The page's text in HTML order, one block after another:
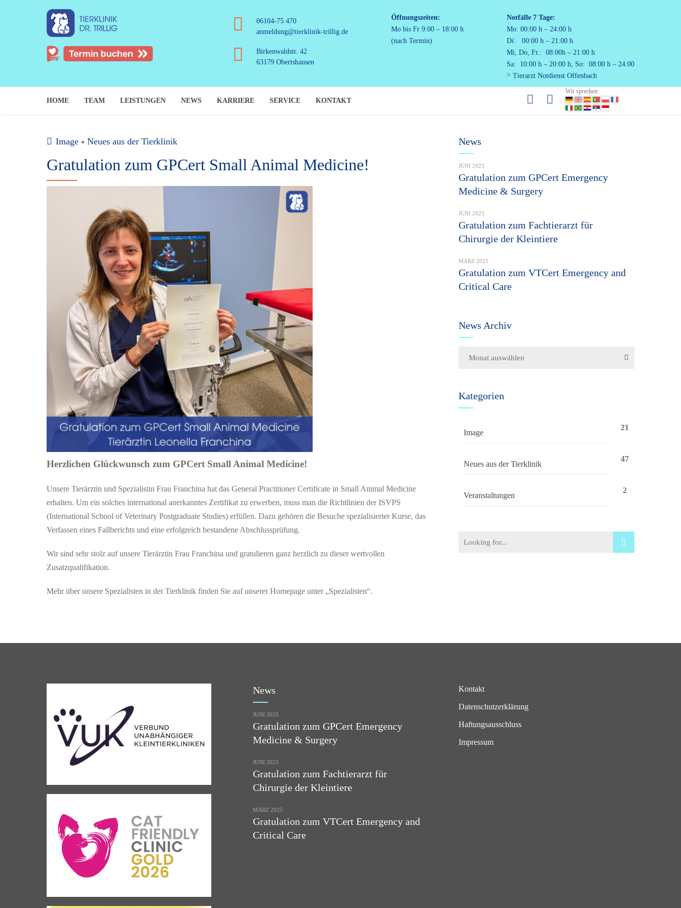
06104-75 470
anmeldung@tierklinik-trillig.de
Birkenwaldstr. 42
63179 Obertshausen
Öffnungszeiten:
Mo bis Fr 9:00 – 18:00 h
(nach Termin)
Notfälle 7 Tage:
Mo: 00:00 h – 24:00 h
Di: 00:00 h – 21:00 h
Mi, Do, Fr.: 08:00h – 21:00 h
Sa: 10:00 h – 20:00 h, So: 08:00 h – 24:00
Tierarzt Notdienst Offenbach
Wir sprechen:
HOME TEAM LEISTUNGEN NEWS KARRIERE SERVICE KONTAKT
Image Neues aus der Tierklinik
Gratulation zum GPCert Small Animal Medicine!
Herzlichen Glückwunsch zum GPCert Small Animal Medicine!
Unsere Tierärztin und Spezialistin Frau Franchina hat das General Practitioner Certificate in Small Animal Medicine
erhalten. Um ein solches international anerkanntes Zertifikat zu erwerben, muss man die Richtlinien der ISVPS
(International School of Veterinary Postgraduate Studies) erfüllen. Dazu gehören die Besuche spezialisierter Kurse, das
Verfassen eines Fallberichts und eine erfolgreich bestandene Abschlussprüfung.
Wir sind sehr stolz auf unsere Tierärztin Frau Franchina und gratulieren ganz herzlich zu dieser wertvollen
Zusatzqualifikation.
Mehr über unsere Spezialisten in der Tierklinik finden Sie auf unserer Homepage unter „Spezialisten“.
News
JUNI 2025
Gratulation zum GPCert Emergency
Medicine & Surgery
JUNI 2025
Gratulation zum Fachtierarzt für
Chirurgie der Kleintiere
MÄRZ 2025
Gratulation zum VTCert Emergency and
Critical Care
News Archiv
Monat auswählen
Kategorien
Image
21
Neues aus der Tierklinik
47
Veranstaltungen
2
News
JUNI 2025
Gratulation zum GPCert Emergency
Medicine & Surgery
JUNI 2025
Gratulation zum Fachtierarzt für
Chirurgie der Kleintiere
MÄRZ 2025
Gratulation zum VTCert Emergency and
Critical Care
Kontakt
Datenschutzerklärung
Haftungsausschluss
Impressum